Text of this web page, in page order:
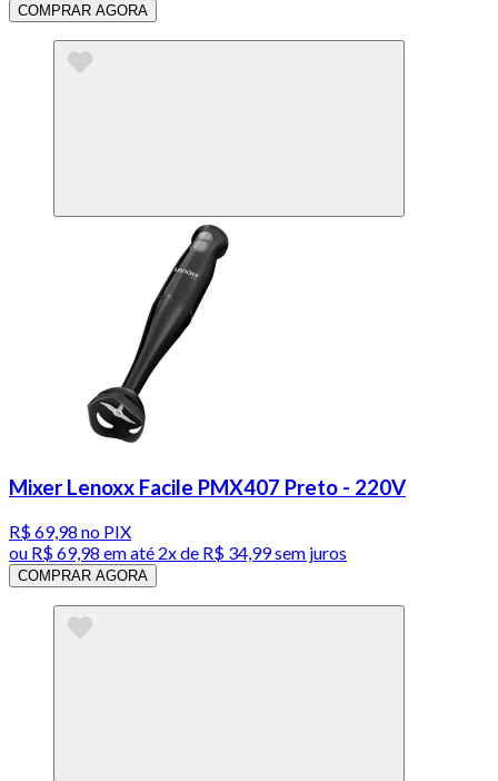
COMPRAR AGORA
Mixer Lenoxx Facile PMX407 Preto - 220V
R$ 69,98 no PIX
ou R$ 69,98 em até 2x de R$ 34,99 sem juros
COMPRAR AGORA